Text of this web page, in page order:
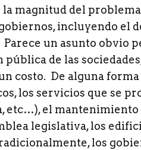
magnitud del
incluyendo el
un asunto obvio
de las
costo. De alguna
los servicios que se
etc…), el
legislativa, los
los